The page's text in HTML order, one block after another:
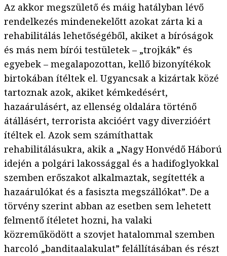
Az akkor megszülető és máig hatályban lévő
rendelkezés mindenekelőtt azokat zárta ki a
rehabilitálás lehetőségéből, akiket a bíróságok
és más nem bírói testületek – „trojkák” és
egyebek – megalapozottan, kellő bizonyítékok
birtokában ítéltek el. Ugyancsak a kizártak közé
tartoznak azok, akiket kémkedésért,
hazaárulásért, az ellenség oldalára történő
átállásért, terrorista akcióért vagy diverzióért
ítéltek el. Azok sem számíthattak
rehabilitálásukra, akik a „Nagy Honvédő Háború
idején a polgári lakossággal és a hadifoglyokkal
szemben erőszakot alkalmaztak, segítették a
hazaárulókat és a fasiszta megszállókat”. De a
törvény szerint abban az esetben sem lehetett
felmentő ítéletet hozni, ha valaki
közreműködött a szovjet hatalommal szemben
harcoló „banditaalakulat” felállításában és részt